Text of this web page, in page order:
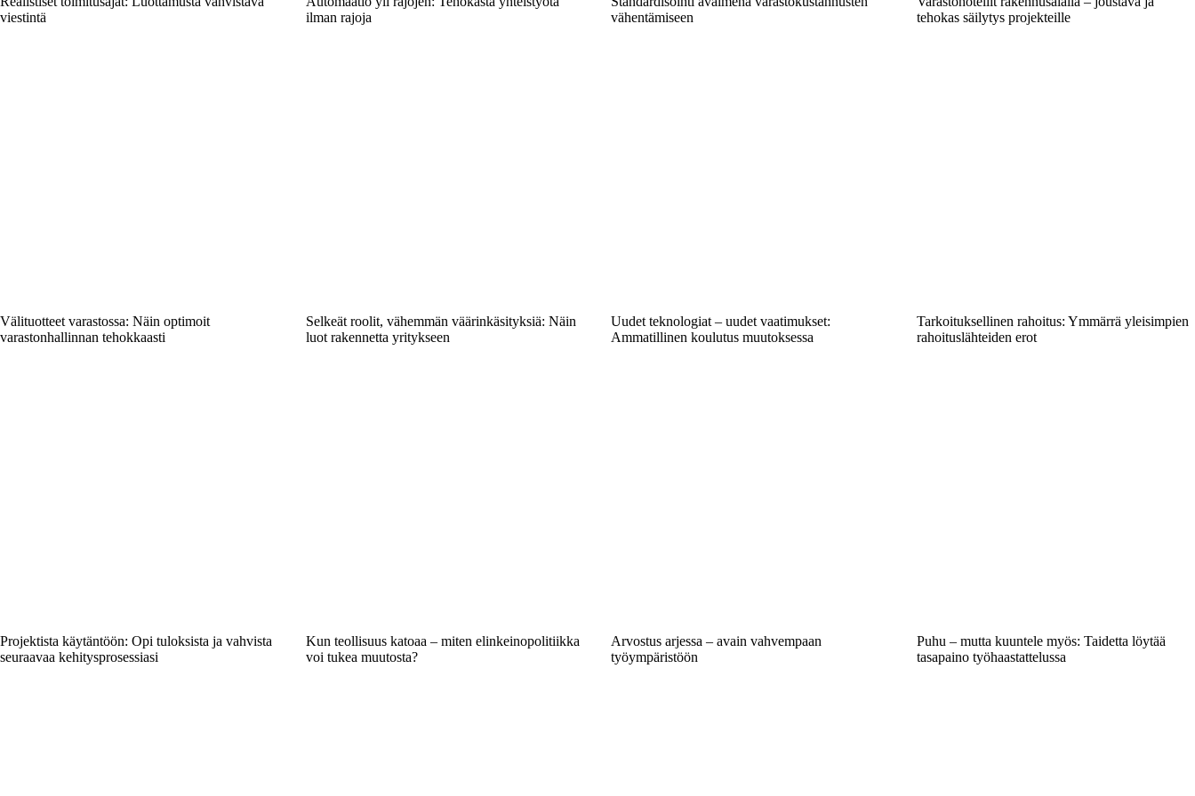
viestintä
ilman rajoja
vähentämiseen
tehokas säilytys projekteille
Välituotteet varastossa: Näin optimoit
varastonhallinnan tehokkaasti
Selkeät roolit, vähemmän väärinkäsityksiä: Näin
luot rakennetta yritykseen
Uudet teknologiat – uudet vaatimukset:
Ammatillinen koulutus muutoksessa
Tarkoituksellinen rahoitus: Ymmärrä yleisimpien
rahoituslähteiden erot
Projektista käytäntöön: Opi tuloksista ja vahvista
seuraavaa kehitysprosessiasi
Kun teollisuus katoaa – miten elinkeinopolitiikka
voi tukea muutosta?
Arvostus arjessa – avain vahvempaan
työympäristöön
Puhu – mutta kuuntele myös: Taidetta löytää
tasapaino työhaastattelussa